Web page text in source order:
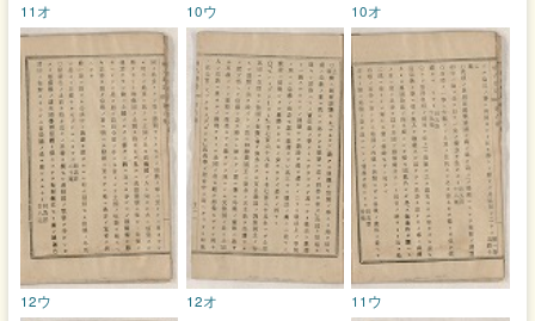
10オ
10ウ
11オ
11ウ
12オ
12ウ